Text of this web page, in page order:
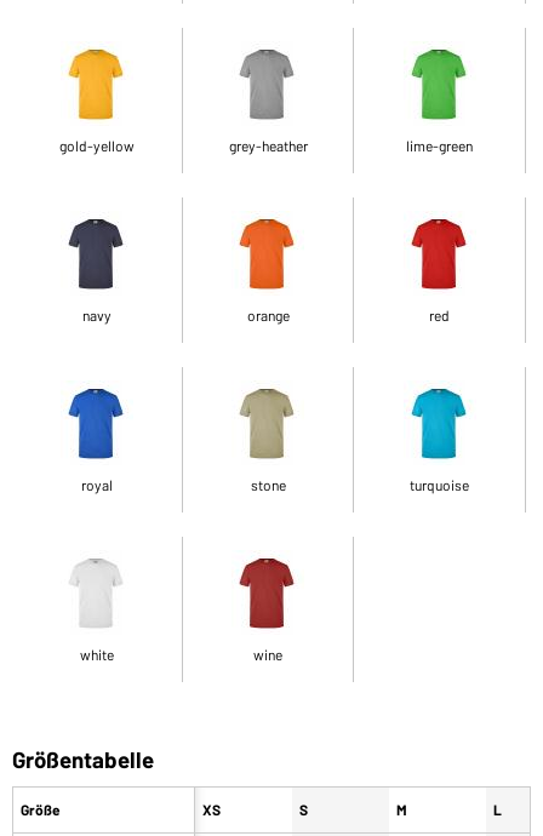
gold-yellow grey-heather lime-green
navy orange red
royal stone turquoise
white wine
Größentabelle
Größe XS S M L